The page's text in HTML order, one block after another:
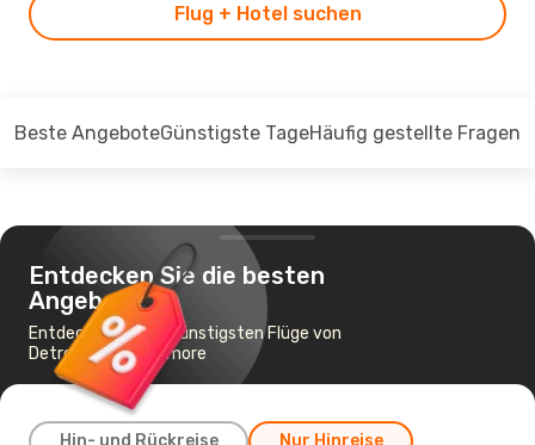
Flug + Hotel suchen
Beste AngeboteGünstigste TageHäufig gestellte Fragen
Entdecken Sie die besten
Angebote
Entdecken Sie die günstigsten Flüge von
Detroit nach Baltimore
Hin- und Rückreise Nur Hinreise